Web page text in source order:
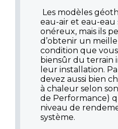
Les modèles
eau-air et eau-eau
onéreux, mais ils
d’obtenir un
condition que
biensûr du terrain
leur installation.
devez aussi bien
à chaleur selon
de Performance)
niveau de
système.